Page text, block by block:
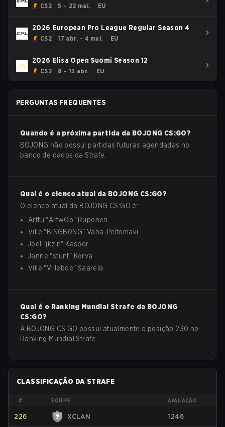
CS2 5 – 22 mai. EU
2026 European Pro League Regular Season 4
CS2 17 abr. – 4 mai. EU
2026 Elisa Open Suomi Season 12
CS2 8 – 13 abr. EU
PERGUNTAS FREQUENTES
Quando é a próxima partida da BOJONG CS:GO?
BOJONG não possui partidas futuras agendadas no
banco de dados da Strafe.
Qual é o elenco atual da BOJONG CS:GO?
O elenco atual da BOJONG CS:GO é:
Arttu "ArtwOo" Ruponen
Ville "BlNGB0NG" Vähä-Peltomäki
Joel "jkzin" Kasper
Janne "stunt" Korva
Ville "Villeboe" Saarela
Qual é o Ranking Mundial Strafe da BOJONG
CS:GO?
A BOJONG CS:GO possui atualmente a posição 230 no
Ranking Mundial Strafe.
CLASSIFICAÇÃO DA STRAFE
# EQUIPE AVALIAÇÃO
226 XCLAN 1246